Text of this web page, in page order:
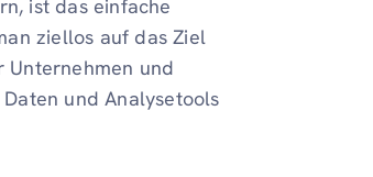
ist das einfache
ziellos auf das Ziel
Unternehmen und
und Analysetools